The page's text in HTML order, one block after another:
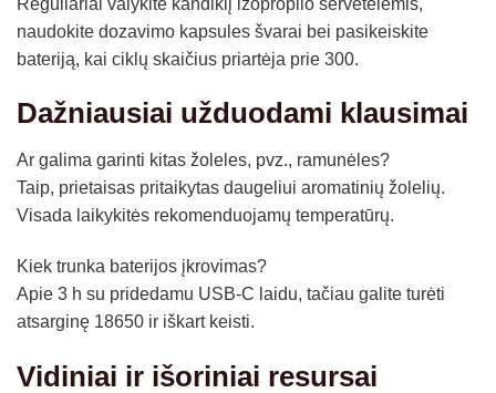
naudokite dozavimo kapsules švarai bei pasikeiskite
bateriją, kai ciklų skaičius priartėja prie 300.
Dažniausiai užduodami klausimai
Ar galima garinti kitas žoleles, pvz., ramunėles?
Taip, prietaisas pritaikytas daugeliui aromatinių žolelių.
Visada laikykitės rekomenduojamų temperatūrų.
Kiek trunka baterijos įkrovimas?
Apie 3 h su pridedamu USB-C laidu, tačiau galite turėti
atsarginę 18650 ir iškart keisti.
Vidiniai ir išoriniai resursai